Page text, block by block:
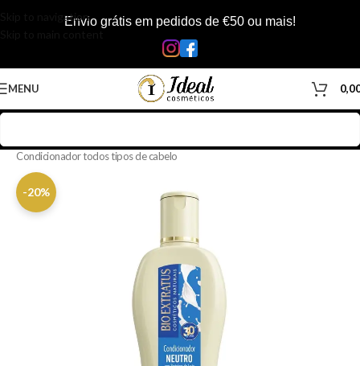
Skip to navigationEnvio grátis em pedidos de €50 ou mais!
MENU
Condicionador todos tipos de cabelo
-20%